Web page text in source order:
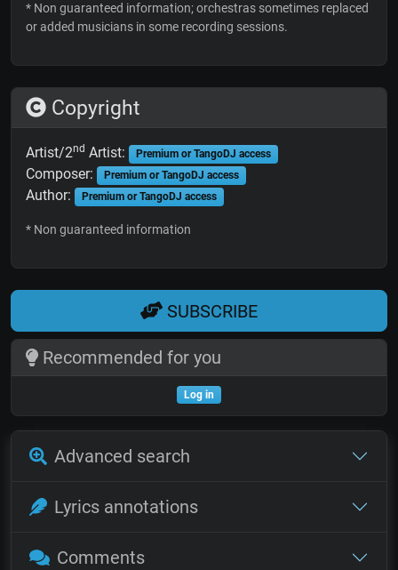
* Non guaranteed information; orchestras sometimes replaced
or added musicians in some recording sessions.
Copyright
Artist/2nd Artist: Premium or TangoDJ access
Composer: Premium or TangoDJ access
Author: Premium or TangoDJ access
* Non guaranteed information
SUBSCRIBE
Recommended for you
Log in
Advanced search
Lyrics annotations
Comments